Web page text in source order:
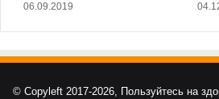
06.09.2019
© Copyleft 2017-2026, Пользуйтесь на